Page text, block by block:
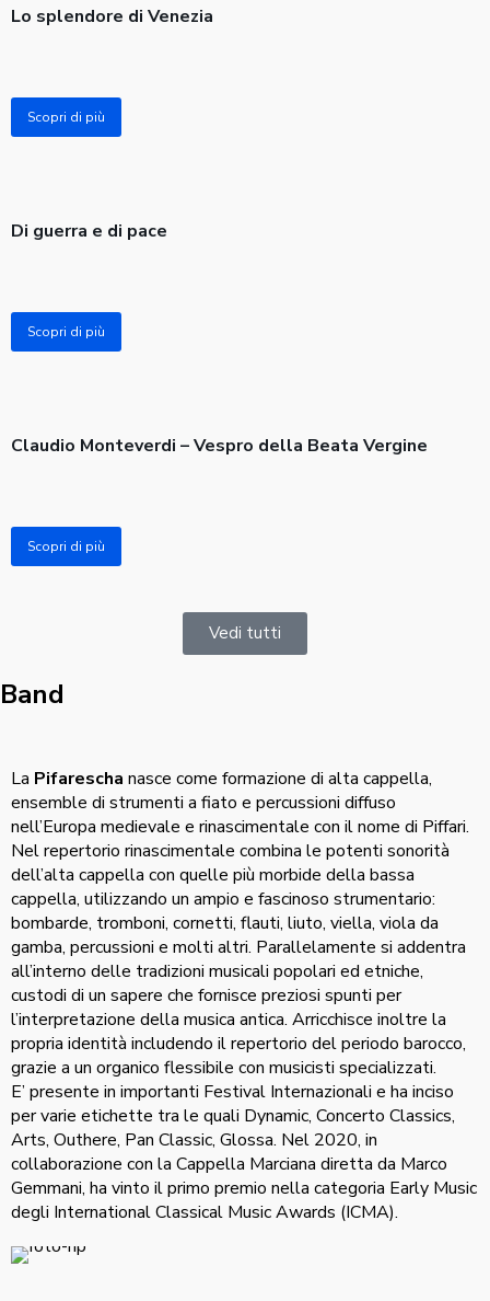
Lo splendore di Venezia
Scopri di più
Di guerra e di pace
Scopri di più
Claudio Monteverdi – Vespro della Beata Vergine
Scopri di più
Vedi tutti
Band
La Pifarescha nasce come formazione di alta cappella,
ensemble di strumenti a fiato e percussioni diffuso
nell’Europa medievale e rinascimentale con il nome di Piffari.
Nel repertorio rinascimentale combina le potenti sonorità
dell’alta cappella con quelle più morbide della bassa
cappella, utilizzando un ampio e fascinoso strumentario:
bombarde, tromboni, cornetti, flauti, liuto, viella, viola da
gamba, percussioni e molti altri. Parallelamente si addentra
all’interno delle tradizioni musicali popolari ed etniche,
custodi di un sapere che fornisce preziosi spunti per
l’interpretazione della musica antica. Arricchisce inoltre la
propria identità includendo il repertorio del periodo barocco,
grazie a un organico flessibile con musicisti specializzati.
E’ presente in importanti Festival Internazionali e ha inciso
per varie etichette tra le quali Dynamic, Concerto Classics,
Arts, Outhere, Pan Classic, Glossa. Nel 2020, in
collaborazione con la Cappella Marciana diretta da Marco
Gemmani, ha vinto il primo premio nella categoria Early Music
degli International Classical Music Awards (ICMA).